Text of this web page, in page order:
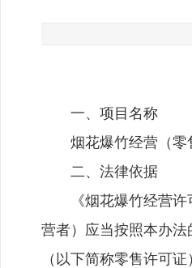
一、项目名称
烟花爆竹经营（
二、法律依据
《烟花爆竹经营
营者）应当按照本办
（以下简称零售许可证